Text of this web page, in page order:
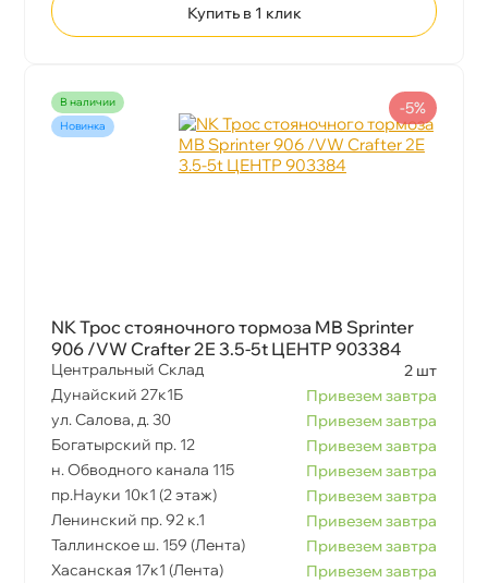
Купить в 1 клик
наличии
Новинка
NK Трос стояночного тормоза MB Sprinter
906 /VW Crafter 2E 3.5-5t ЦЕНТР 903384
Центральный Склад
2 шт
Дунайский 27к1Б
Привезем завтра
ул. Салова, д. 30
Привезем завтра
Богатырский пр. 12
Привезем завтра
н. Обводного канала 115
Привезем завтра
пр.Науки 10к1 (2 этаж)
Привезем завтра
Ленинский пр. 92 к.1
Привезем завтра
Таллинское ш. 159 (Лента)
Привезем завтра
Хасанская 17к1 (Лента)
Привезем завтра
-5%